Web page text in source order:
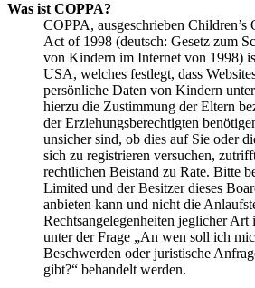
Was ist COPPA?
COPPA, ausgeschrieben
Act of 1998 (deutsch: Gesetz zum
von Kindern im Internet von 1998)
USA, welches festlegt, dass
persönliche Daten von Kindern
hierzu die Zustimmung der Eltern
der Erziehungsberechtigten
unsicher sind, ob dies auf Sie oder
sich zu registrieren versuchen,
rechtlichen Beistand zu Rate. Bitte
Limited und der Besitzer dieses
anbieten kann und nicht die
Rechtsangelegenheiten jeglicher Art
unter der Frage „An wen soll ich
Beschwerden oder juristische
gibt?“ behandelt werden.